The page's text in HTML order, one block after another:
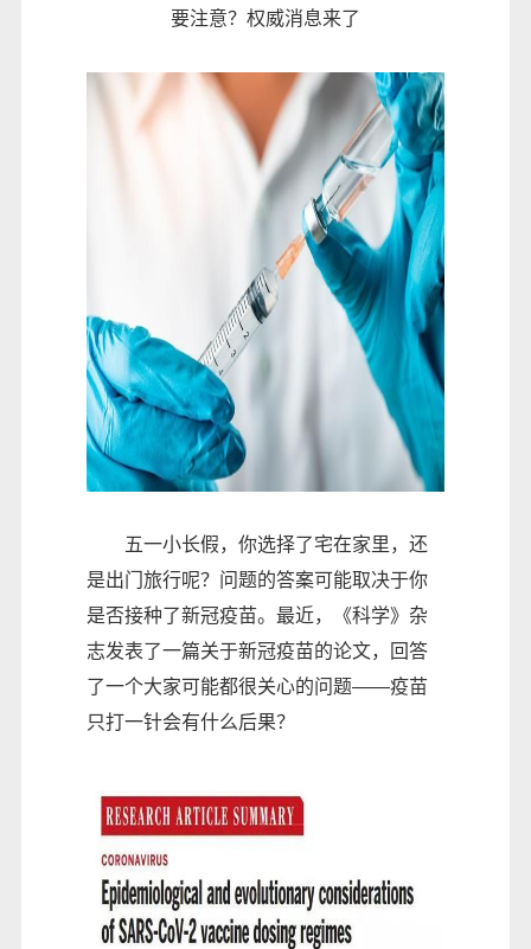
要注意？权威消息来了
五一小长假，你选择了宅在家里，还
是出门旅行呢？问题的答案可能取决于你
是否接种了新冠疫苗。最近，《科学》杂
志发表了一篇关于新冠疫苗的论文，回答
了一个大家可能都很关心的问题——疫苗
只打一针会有什么后果？